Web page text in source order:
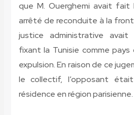
que M. Ouerghemi avait fait
arrêté de reconduite à la
justice administrative avait
fixant la Tunisie comme
expulsion. En raison de ce
le collectif, l’opposant
résidence en région parisienne.